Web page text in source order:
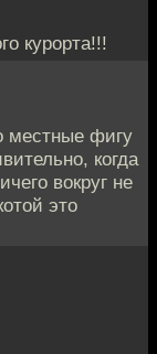
курорта!!!
местные фигу
когда
вокруг не
это